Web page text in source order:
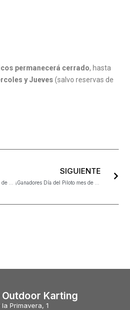
permanecerá cerrado, hasta
y Jueves (salvo reservas de
SIGUIENTE
Outdoor Karting
Primavera, 1